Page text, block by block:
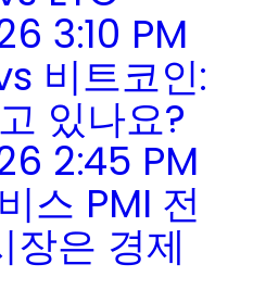
3:10 PM
비트코인:
있나요?
2:45 PM
스 PMI 전
장은 경제